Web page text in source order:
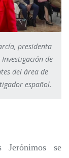
presidenta
de
del área de
español.
se